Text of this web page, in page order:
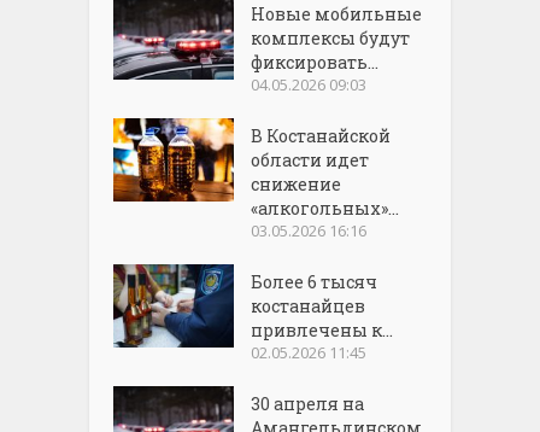
Новые мобильные
комплексы будут
фиксировать...
04.05.2026 09:03
В Костанайской
области идет
снижение
«алкогольных»...
03.05.2026 16:16
Более 6 тысяч
костанайцев
привлечены к...
02.05.2026 11:45
30 апреля на
Амангельдинском